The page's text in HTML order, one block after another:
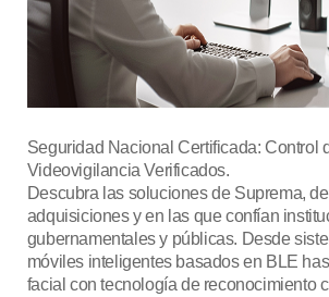
Seguridad Nacional Certificada: Control
Videovigilancia Verificados.
Descubra las soluciones de Suprema,
adquisiciones y en las que confían
gubernamentales y públicas. Desde
móviles inteligentes basados en BLE
facial con tecnología de reconocimiento